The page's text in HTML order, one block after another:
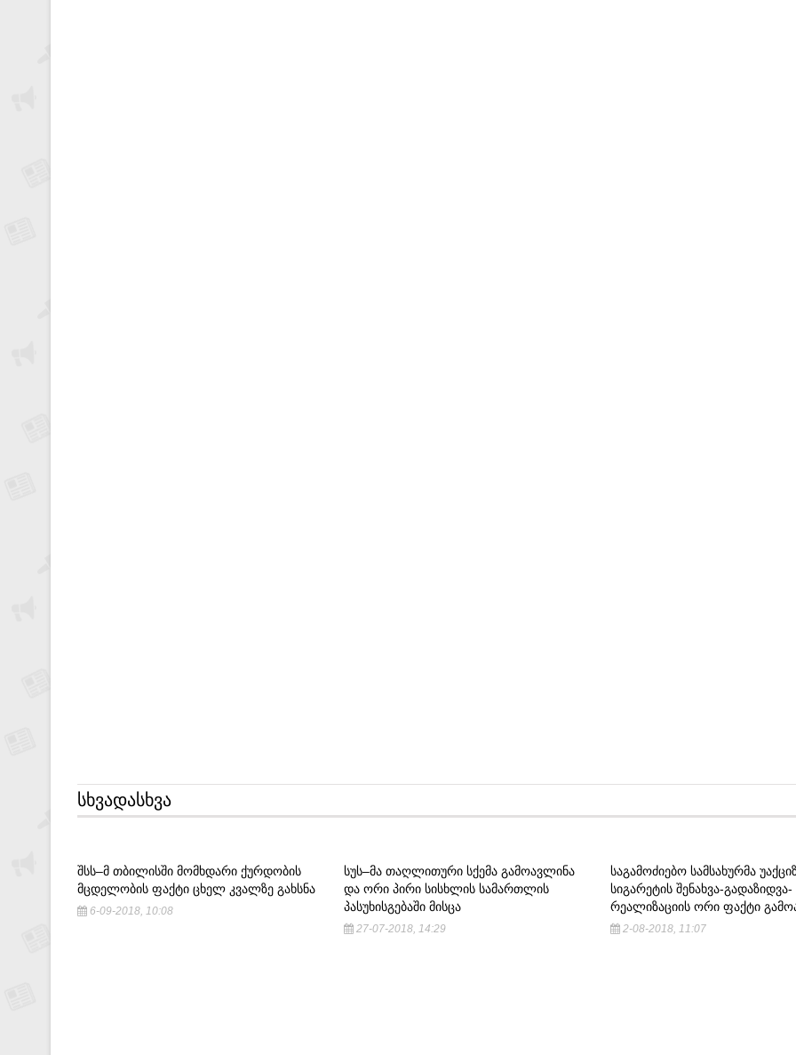
ᲡᲮᲕᲐᲓᲐᲡᲮᲕᲐ
ᲨᲡᲡ–Მ ᲗᲑᲘᲚᲘᲡᲨᲘ ᲛᲝᲛᲮᲓᲐᲠᲘ ᲥᲣᲠᲓᲝᲑᲘᲡ
ᲛᲪᲓᲔᲚᲝᲑᲘᲡ ᲤᲐᲥᲢᲘ ᲪᲮᲔᲚ ᲙᲕᲐᲚᲖᲔ ᲒᲐᲮᲡᲜᲐ
6-09-2018, 10:08
ᲡᲣᲡ–ᲛᲐ ᲗᲐᲦᲚᲘᲗᲣᲠᲘ ᲡᲥᲔᲛᲐ ᲒᲐᲛᲝᲐᲕᲚᲘᲜᲐ
ᲓᲐ ᲝᲠᲘ ᲞᲘᲠᲘ ᲡᲘᲡᲮᲚᲘᲡ ᲡᲐᲛᲐᲠᲗᲚᲘᲡ
ᲞᲐᲡᲣᲮᲘᲡᲒᲔᲑᲐᲨᲘ ᲛᲘᲡᲪᲐ
27-07-2018, 14:29
ᲡᲐᲒᲐᲛᲝᲫᲘᲔᲑᲝ ᲡᲐᲛᲡᲐᲮᲣᲠᲛᲐ
ᲡᲘᲒᲐᲠᲔᲢᲘᲡ ᲨᲔᲜᲐᲮᲕᲐ-ᲒᲐᲓᲐᲖᲘᲓᲕᲐ-
ᲠᲔᲐᲚᲘᲖᲐᲪᲘᲘᲡ ᲝᲠᲘ ᲤᲐᲥᲢᲘ
2-08-2018, 11:07